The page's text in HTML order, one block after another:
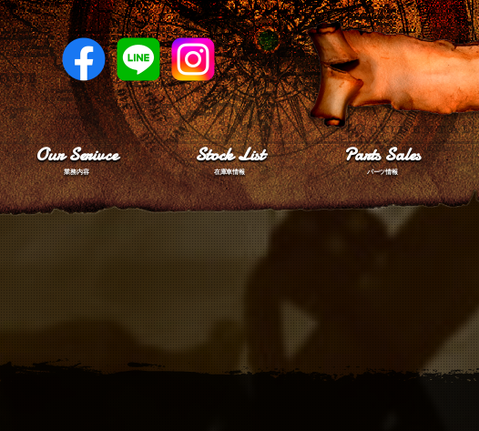
Our Serivce
業務内容
Stock List
在庫車情報
Parts Sales
パーツ情報